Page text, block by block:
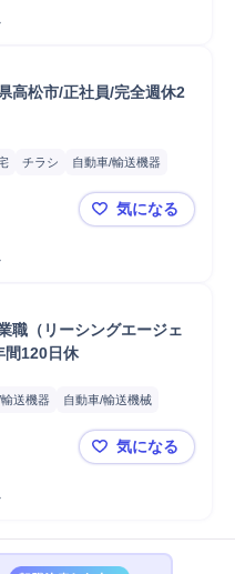
高松市/正社員/完全週休2
チラシ
自動車/輸送機器
木造注文住
気になる
職（リーシングエージェ
間120日休
送機器
自動車/輸送機械
総合不動産
気になる